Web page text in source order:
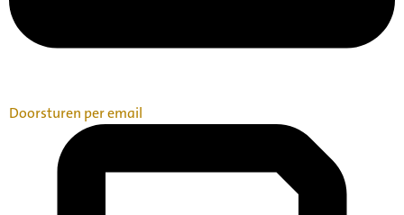
Doorsturen per email